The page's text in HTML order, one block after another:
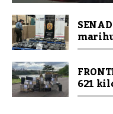
621